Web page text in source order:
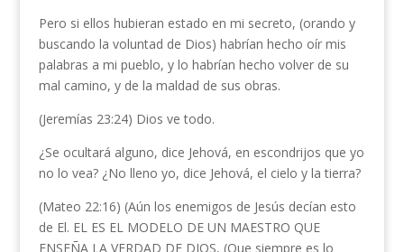
Pero si ellos hubieran estado en mi secreto, (orando y
buscando la voluntad de Dios) habrían hecho oír mis
palabras a mi pueblo, y lo habrían hecho volver de su
mal camino, y de la maldad de sus obras.
(Jeremías 23:24) Dios ve todo.
¿Se ocultará alguno, dice Jehová, en escondrijos que yo
no lo vea? ¿No lleno yo, dice Jehová, el cielo y la tierra?
(Mateo 22:16) (Aún los enemigos de Jesús decían esto
de El. EL ES EL MODELO DE UN MAESTRO QUE
ENSEÑA LA VERDAD DE DIOS, (Que siempre es lo